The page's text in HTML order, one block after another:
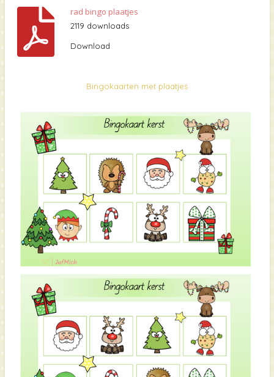
rad bingo plaatjes
2119 downloads
Download
Bingokaarten met plaatjes